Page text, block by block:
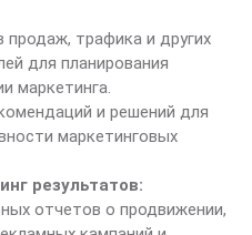
продаж, трафика и других
для планирования
маркетинга.
и решений для
маркетинговых
результатов:
отчетов о продвижении,